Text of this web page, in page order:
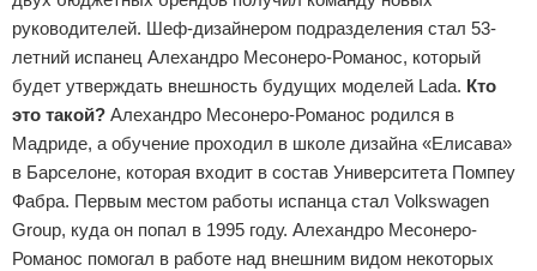
руководителей. Шеф-дизайнером подразделения стал 53-
летний испанец Алехандро Месонеро-Романос, который
будет утверждать внешность будущих моделей Lada. Кто
это такой? Алехандро Месонеро-Романос родился в
Мадриде, а обучение проходил в школе дизайна «Елисава»
в Барселоне, которая входит в состав Университета Помпеу
Фабра. Первым местом работы испанца стал Volkswagen
Group, куда он попал в 1995 году. Алехандро Месонеро-
Романос помогал в работе над внешним видом некоторых